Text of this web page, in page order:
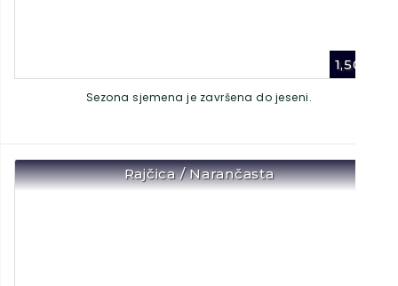
1,50
Sezona sjemena je završena do jeseni.
Rajčica / Narančasta